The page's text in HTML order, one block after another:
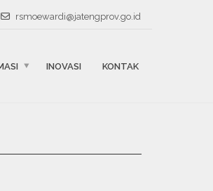
rsmoewardi@jatengprov.go.id
INOVASI KONTAK